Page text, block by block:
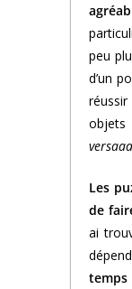
peu
d’un
objets
Les
de
ai
temps